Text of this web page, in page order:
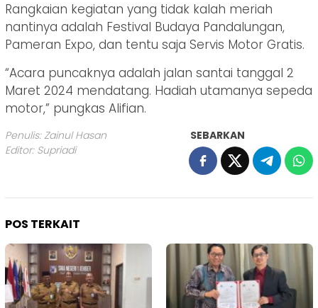
Rangkaian kegiatan yang tidak kalah meriah
nantinya adalah Festival Budaya Pandalungan,
Pameran Expo, dan tentu saja Servis Motor Gratis.
“Acara puncaknya adalah jalan santai tanggal 2
Maret 2024 mendatang. Hadiah utamanya sepeda
motor,” pungkas Alifian.
Penulis: Zainul Hasan
Editor: Supriadi
SEBARKAN
POS TERKAIT